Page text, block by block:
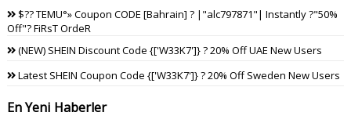
$?? TEMU°» Coupon CODE [Bahrain] ? |"alc797871"| Instantly ?"50%
Off"? FiRsT OrdeR
(NEW) SHEIN Discount Code {['W33K7']} ? 20% Off UAE New Users
Latest SHEIN Coupon Code {['W33K7']} ? 20% Off Sweden New Users
En Yeni Haberler